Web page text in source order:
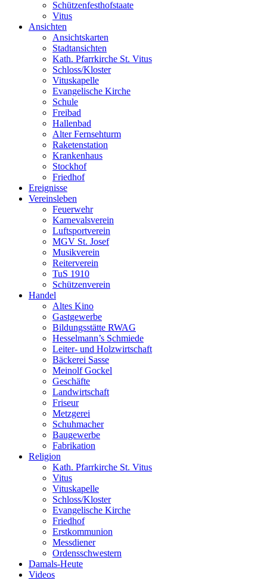
Schützenfesthofstaate
Vitus
Ansichten
Ansichtskarten
Stadtansichten
Kath. Pfarrkirche St. Vitus
Schloss/Kloster
Vituskapelle
Evangelische Kirche
Schule
Freibad
Hallenbad
Alter Fernsehturm
Raketenstation
Krankenhaus
Stockhof
Friedhof
Ereignisse
Vereinsleben
Feuerwehr
Karnevalsverein
Luftsportverein
MGV St. Josef
Musikverein
Reiterverein
TuS 1910
Schützenverein
Handel
Altes Kino
Gastgewerbe
Bildungsstätte RWAG
Hesselmann’s Schmiede
Leiter- und Holzwirtschaft
Bäckerei Sasse
Meinolf Gockel
Geschäfte
Landwirtschaft
Friseur
Metzgerei
Schuhmacher
Baugewerbe
Fabrikation
Religion
Kath. Pfarrkirche St. Vitus
Vitus
Vituskapelle
Schloss/Kloster
Evangelische Kirche
Friedhof
Erstkommunion
Messdiener
Ordensschwestern
Damals-Heute
Videos